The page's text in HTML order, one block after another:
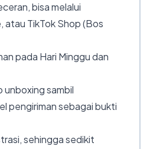
bisa melalui
atau TikTok Shop (Bos
pada Hari Minggu dan
unboxing sambil
pengiriman sebagai bukti
sehingga sedikit